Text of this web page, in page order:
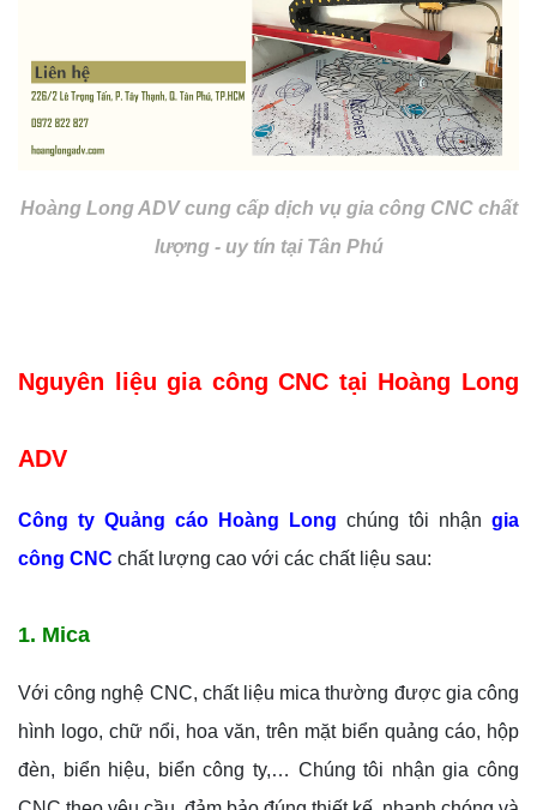
Hoàng Long ADV cung cấp dịch vụ gia công CNC chất
lượng - uy tín tại Tân Phú
Nguyên liệu gia công CNC tại Hoàng Long
ADV
Công ty Quảng cáo Hoàng Long chúng tôi nhận gia
công CNC chất lượng cao với các chất liệu sau:
1. Mica
Với công nghệ CNC, chất liệu mica thường được gia công
hình logo, chữ nổi, hoa văn, trên mặt biển quảng cáo, hộp
đèn, biển hiệu, biển công ty,… Chúng tôi nhận gia công